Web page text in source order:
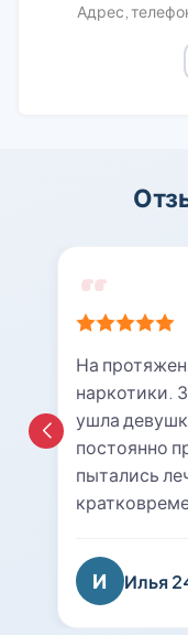
Адрес,
На
наркотики.
ушла
постоянно
пытались
центра
И Илья